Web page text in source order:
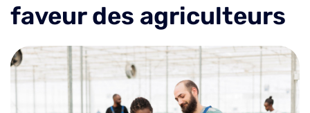
faveur des agriculteurs